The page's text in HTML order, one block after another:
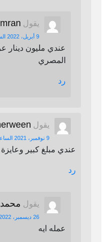
يقول
9 أبريل، 2022 الساعة 9:48 ص
عندي مليون دينار
المصري
رد
يقول
9 نوفمبر، 2021 الساعة 6:00 م
عندي مبلغ كبير
رد
يقول
26 ديسمبر، 2022 الساعة 3:38 ص
عمله ايه